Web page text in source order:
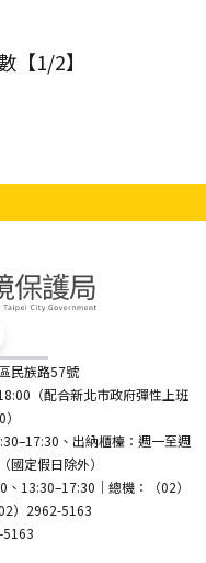
一頁
【1/2】
民族路57號
（配合新北市政府彈性上班
、出納櫃檯：週一至週
定假日除外）
13:30–17:30｜總機：（02）
）2962-5163